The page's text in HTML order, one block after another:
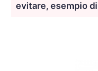
evitare, esempio